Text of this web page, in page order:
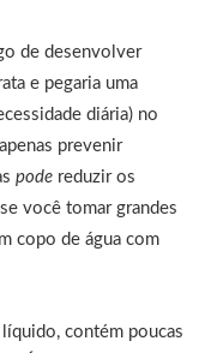
de desenvolver
e pegaria uma
diária) no
prevenir
pode reduzir os
você tomar grandes
copo de água com
contém poucas